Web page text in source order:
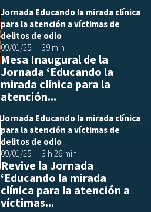
Jornada Educando la mirada clínica
para la atención a víctimas de
delitos de odio
09/01/25
39 min
Mesa Inaugural de la
Jornada ‘Educando la
mirada clínica para la
atención...
Jornada Educando la mirada clínica
para la atención a víctimas de
delitos de odio
09/01/25
3 h 26 min
Revive la Jornada
‘Educando la mirada
clínica para la atención a
víctimas...